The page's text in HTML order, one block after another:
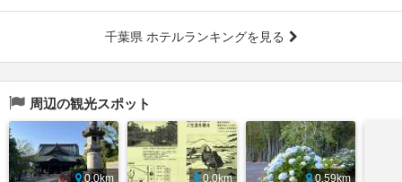
千葉県 ホテルランキングを見る
周辺の観光スポット
0.0km
0.0km
0.59km